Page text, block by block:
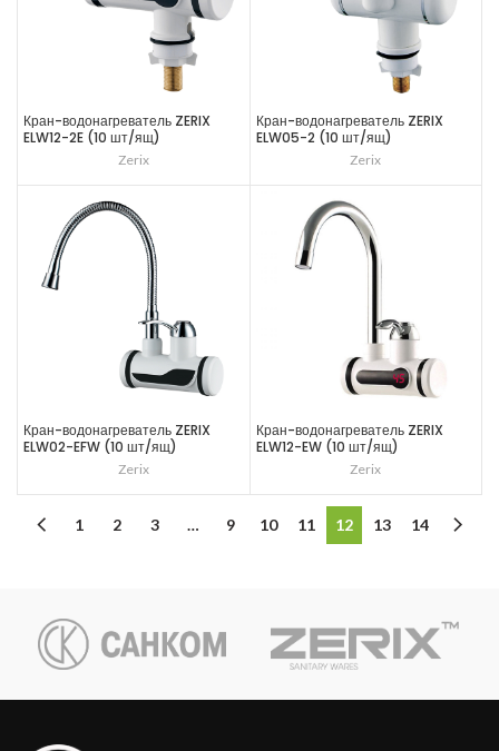
Кран-водонагреватель ZERIX
ELW12-2E (10 шт/ящ)
Zerix
Кран-водонагреватель ZERIX
ELW05-2 (10 шт/ящ)
Zerix
Кран-водонагреватель ZERIX
ELW02-EFW (10 шт/ящ)
Zerix
Кран-водонагреватель ZERIX
ELW12-EW (10 шт/ящ)
Zerix
1 2 3 … 9 10 11 12 13 14